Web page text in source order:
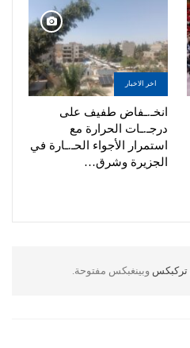
اخر الاخبار
انخـ.ـفاض طفيف على
درجـ.ـات الحرارة مع
استمرار الأجواء الحـ.ـارة في
الجزيرة وشرق…
تركبكس وبينغبكس مفتوحة.